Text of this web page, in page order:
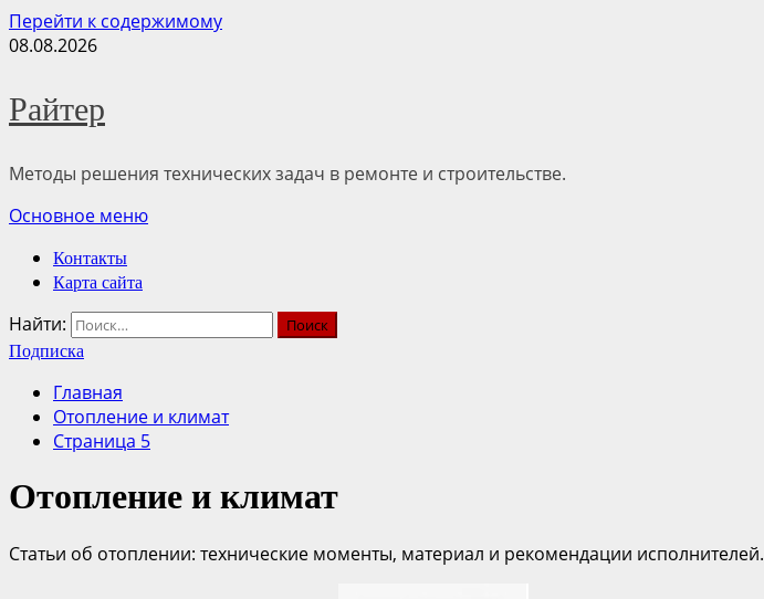
Перейти к содержимому
08.08.2026
Райтер
Методы решения технических задач в ремонте и строительстве.
Основное меню
Контакты
Карта сайта
Найти:
Подписка
Главная
Отопление и климат
Страница 5
Отопление и климат
Статьи об отоплении: технические моменты, материал и рекомендации исполнителей.